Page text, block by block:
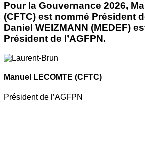
Pour la Gouvernance 2026,
(CFTC) est nommé Président
Daniel WEIZMANN (MEDEF)
Président de l’AGFPN.
Manuel LECOMTE (CFTC)
Président de l’AGFPN